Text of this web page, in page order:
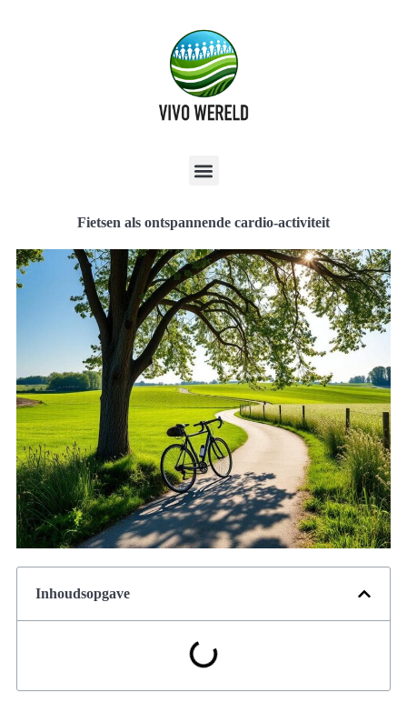
Fietsen als ontspannende cardio-activiteit
Inhoudsopgave